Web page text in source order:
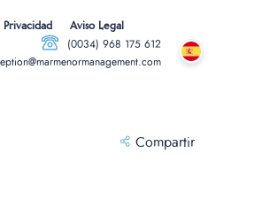
Aviso Legal
(0034) 968 175 612
Compartir